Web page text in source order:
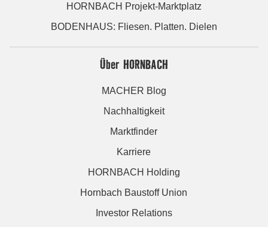
HORNBACH Projekt-Marktplatz
BODENHAUS: Fliesen. Platten. Dielen
Über HORNBACH
MACHER Blog
Nachhaltigkeit
Marktfinder
Karriere
HORNBACH Holding
Hornbach Baustoff Union
Investor Relations